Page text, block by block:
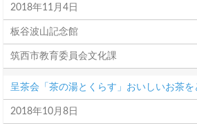
2018年11月4日
板谷波山記念館
筑西市教育委員会文化課
呈茶会「茶の湯とくらす」おいしいお茶を
2018年10月8日